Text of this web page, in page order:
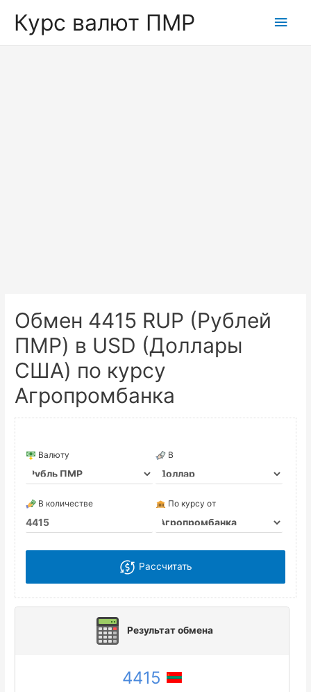
Курс валют ПМР
Обмен 4415 RUP (Рублей
ПМР) в USD (Доллары
США) по курсу
Агропромбанка
Валюту В
В количестве По курсу от
Рассчитать
Результат обмена
4415